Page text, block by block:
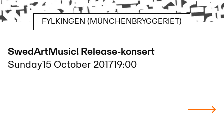
FYLKINGEN (MÜNCHENBRYGGERIET)
SwedArtMusic! Release-konsert
Sunday15 October 201719:00